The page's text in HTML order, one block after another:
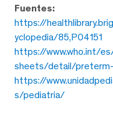
Fuentes:
https://
yclopedia/85,P04151
https://www.who.int/
sheets/detail/
https://
s/pediatria/